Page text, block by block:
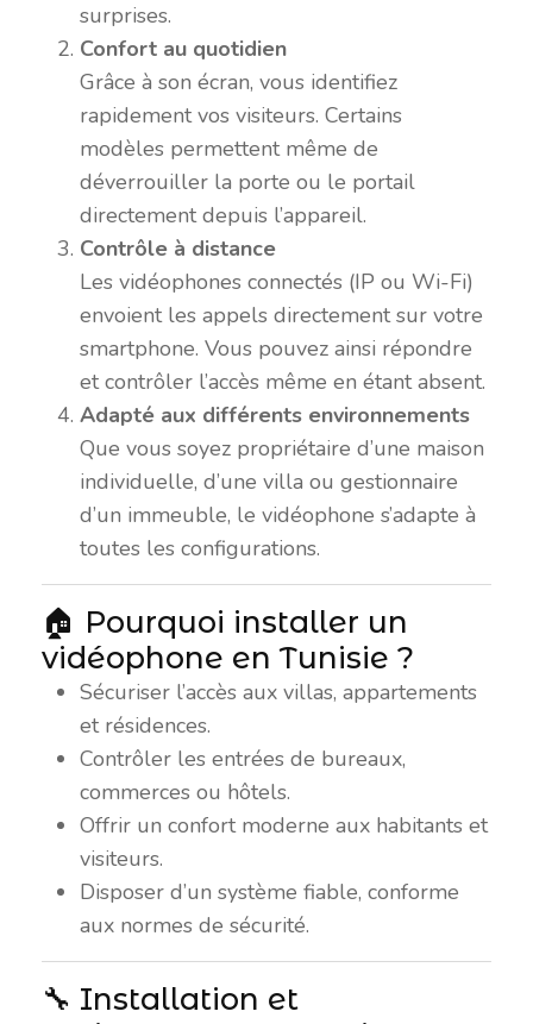
surprises.
Confort au quotidien
Grâce à son écran, vous identifiez
rapidement vos visiteurs. Certains
modèles permettent même de
déverrouiller la porte ou le portail
directement depuis l’appareil.
Contrôle à distance
Les vidéophones connectés (IP ou Wi-Fi)
envoient les appels directement sur votre
smartphone. Vous pouvez ainsi répondre
et contrôler l’accès même en étant absent.
Adapté aux différents environnements
Que vous soyez propriétaire d’une maison
individuelle, d’une villa ou gestionnaire
d’un immeuble, le vidéophone s’adapte à
toutes les configurations.
🏠 Pourquoi installer un
vidéophone en Tunisie ?
Sécuriser l’accès aux villas, appartements
et résidences.
Contrôler les entrées de bureaux,
commerces ou hôtels.
Offrir un confort moderne aux habitants et
visiteurs.
Disposer d’un système fiable, conforme
aux normes de sécurité.
🔧 Installation et